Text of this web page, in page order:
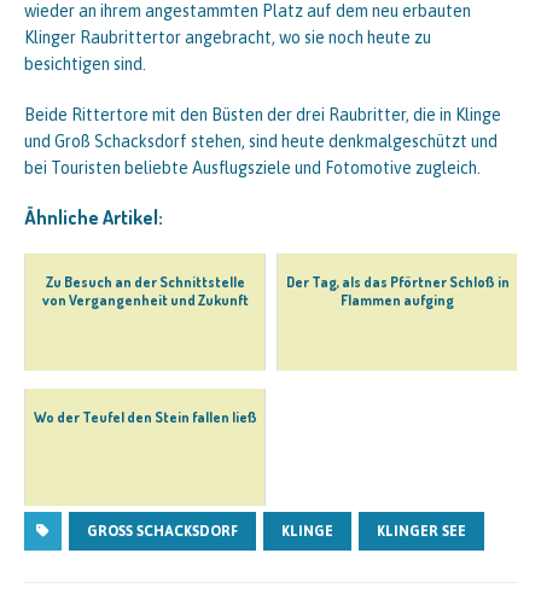
wieder an ihrem angestammten Platz auf dem neu erbauten
Klinger Raubrittertor angebracht, wo sie noch heute zu
besichtigen sind.
Beide Rittertore mit den Büsten der drei Raubritter, die in Klinge
und Groß Schacksdorf stehen, sind heute denkmalgeschützt und
bei Touristen beliebte Ausflugsziele und Fotomotive zugleich.
Ähnliche Artikel:
Zu Besuch an der Schnittstelle
von Vergangenheit und Zukunft
Der Tag, als das Pförtner Schloß in
Flammen aufging
Wo der Teufel den Stein fallen ließ
GROSS SCHACKSDORF KLINGE KLINGER SEE